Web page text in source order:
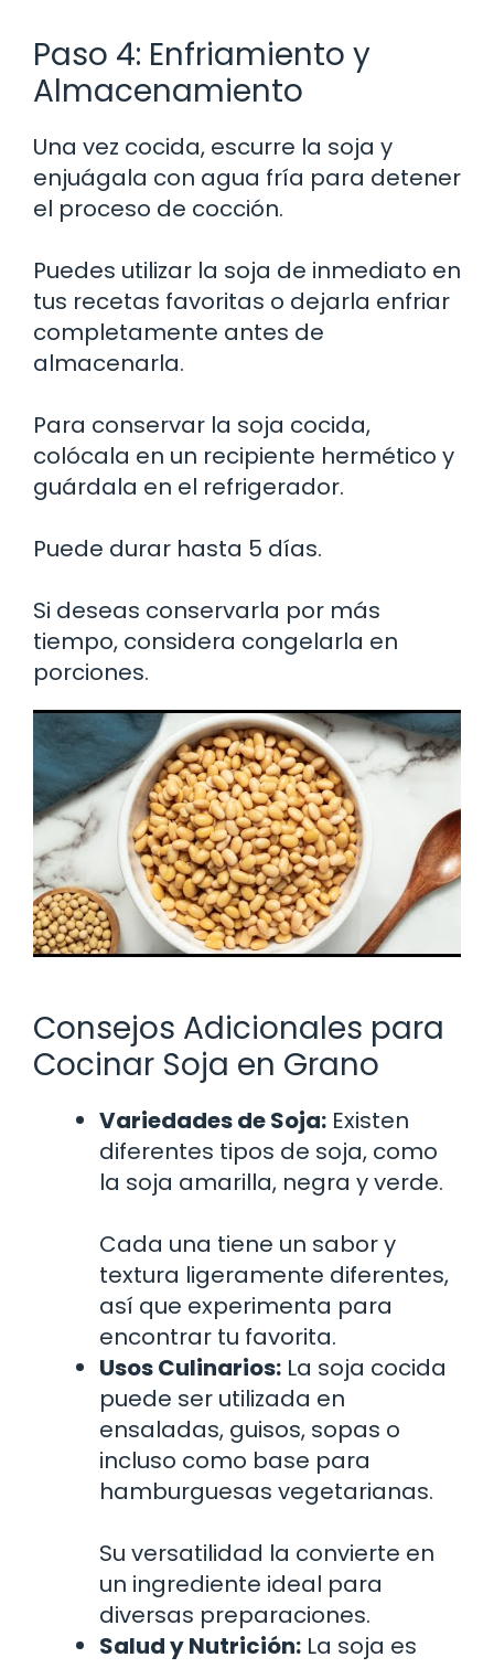
Paso 4: Enfriamiento y
Almacenamiento
Una vez cocida, escurre la soja y
enjuágala con agua fría para detener
el proceso de cocción.
Puedes utilizar la soja de inmediato en
tus recetas favoritas o dejarla enfriar
completamente antes de
almacenarla.
Para conservar la soja cocida,
colócala en un recipiente hermético y
guárdala en el refrigerador.
Puede durar hasta 5 días.
Si deseas conservarla por más
tiempo, considera congelarla en
porciones.
Consejos Adicionales para
Cocinar Soja en Grano
Variedades de Soja: Existen
diferentes tipos de soja, como
la soja amarilla, negra y verde.
Cada una tiene un sabor y
textura ligeramente diferentes,
así que experimenta para
encontrar tu favorita.
Usos Culinarios: La soja cocida
puede ser utilizada en
ensaladas, guisos, sopas o
incluso como base para
hamburguesas vegetarianas.
Su versatilidad la convierte en
un ingrediente ideal para
diversas preparaciones.
Salud y Nutrición: La soja es